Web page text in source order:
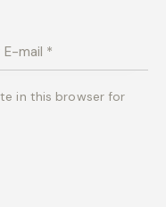
in this browser for